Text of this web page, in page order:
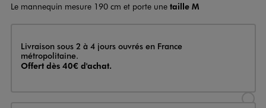
Le mannequin mesure 190 cm et porte une taille M
Livraison
Livraison sous 2 à 4 jours ouvrés en France
métropolitaine.
Offert dès 40€ d'achat.